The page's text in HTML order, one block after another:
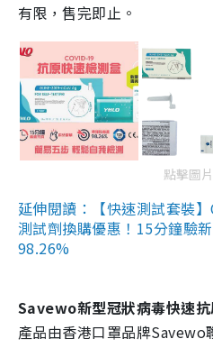
有限，售完即止。
點擊圖
延伸閱讀：【快速測試套裝
測試劑換購優惠！15分鐘驗
98.26%
Savewo新型冠狀病毒快速
產品由香港口罩品牌Savewo